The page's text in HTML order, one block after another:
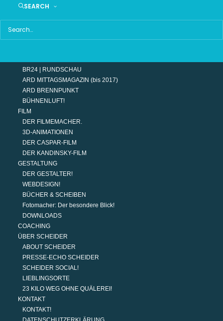
SEARCH
SCHEIDER STARTSEITE
UKRAINE WAR DAY-COUNTER
TERMINE
BR24 | RUNDSCHAU
ARD MITTAGSMAGAZIN (bis 2017)
ARD BRENNPUNKT
BÜHNENLUFT!
FILM
DER FILMEMACHER.
3D-ANIMATIONEN
DER CASPAR-FILM
DER KANDINSKY-FILM
GESTALTUNG
DER GESTALTER!
WEBDESIGN!
BÜCHER & SCHEIBEN
Fotomacher: Der besondere Blick!
DOWNLOADS
COACHING
ÜBER SCHEIDER
ABOUT SCHEIDER
PRESSE-ECHO SCHEIDER
SCHEIDER SOCIAL!
LIEBLINGSORTE
23 KILO WEG OHNE QUÄLEREI!
KONTAKT
KONTAKT!